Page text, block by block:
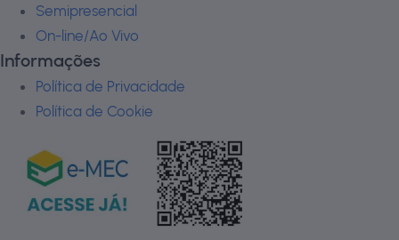
Semipresencial
On-line/Ao Vivo
Informações
Política de Privacidade
Política de Cookie